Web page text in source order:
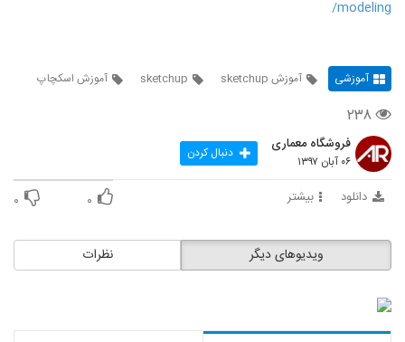
modeling/
آموزشی آموزش sketchup sketchup آموزش اسکچاپ
۲۳۸
فروشگاه معماری
۰۶ آبان ۱۳۹۷ دنبال کردن
دانلود بیشتر ۰ ۰
نظرات ویدیوهای دیگر